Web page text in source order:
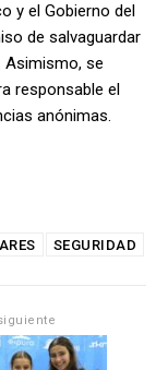
y el Gobierno del
de salvaguardar
Asimismo, se
responsable el
anónimas.
SEGURIDAD